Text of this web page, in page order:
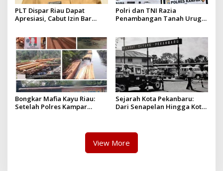
PLT Dispar Riau Dapat
Apresiasi, Cabut Izin Bar
Polri dan TNI Razia
Penambangan Tanah Urug,
Bongkar Mafia Kayu Riau:
Setelah Polres Kampar
Hapus Berita Kian Menguat
Sejarah Kota Pekanbaru:
Dari Senapelan Hingga Kota
View More